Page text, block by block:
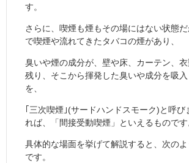
す。
さらに、喫煙も煙もその場にはない状態だ
で喫煙や流れてきたタバコの煙があり、
臭いや煙の成分が、壁や床、カーテン、
残り、そこから揮発した臭いや成分を吸
を、
｢三次喫煙｣(サードハンドスモーク)と呼
れば、「間接受動喫煙」といえるものです
具体的な場面を挙げて解説すると、次の
です。